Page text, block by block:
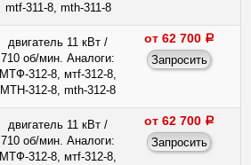
mtf-311-8, mth-311-8
двигатель 11 кВт /
710 об/мин. Аналоги:
МТФ-312-8, мтf-312-8,
МТН-312-8, mth-312-8
от 62 700 a
двигатель 11 кВт /
710 об/мин. Аналоги:
МТФ-312-8, мтf-312-8,
от 62 700 a